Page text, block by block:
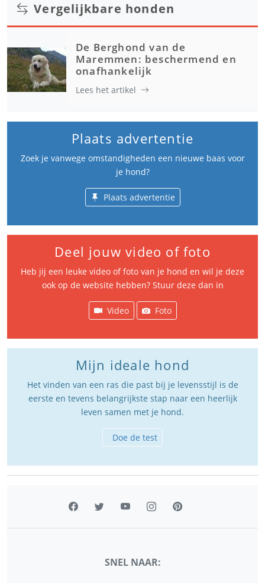
Vergelijkbare honden
De Berghond van de
Maremmen: beschermend en
onafhankelijk
Lees het artikel
Plaats advertentie
Zoek je vanwege omstandigheden een nieuwe baas voor
je hond?
Plaats advertentie
Deel jouw video of foto
Heb jij een leuke video of foto van je hond en wil je deze
ook op de website hebben? Stuur deze dan in
Video Foto
Mijn ideale hond
Het vinden van een ras die past bij je levensstijl is de
eerste en tevens belangrijkste stap naar een heerlijk
leven samen met je hond.
Doe de test
SNEL NAAR: